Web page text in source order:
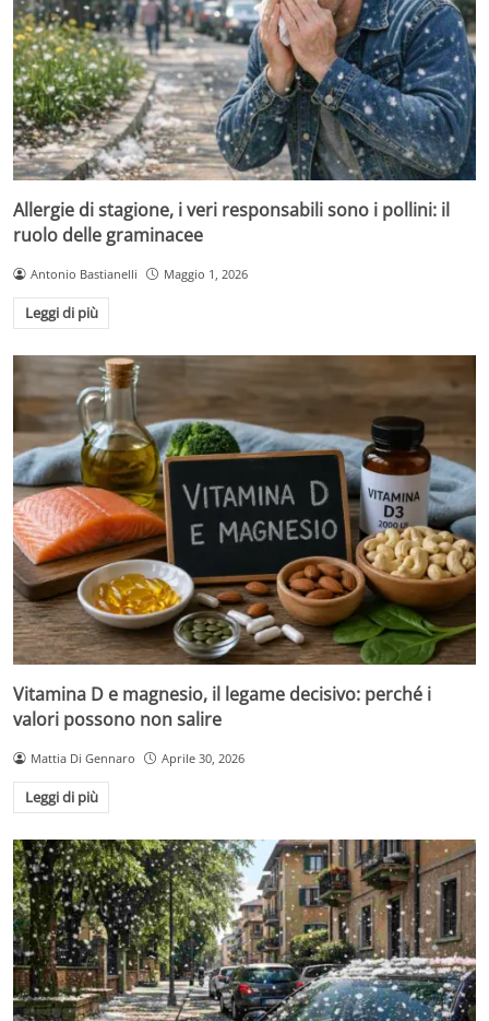
Allergie di stagione, i veri responsabili sono i pollini: il
ruolo delle graminacee
Antonio Bastianelli Maggio 1, 2026
Leggi di più
Vitamina D e magnesio, il legame decisivo: perché i
valori possono non salire
Mattia Di Gennaro Aprile 30, 2026
Leggi di più